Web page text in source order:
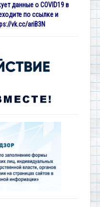
данные о COVID19 в
по ссылке и
vk.cc/ariB3N